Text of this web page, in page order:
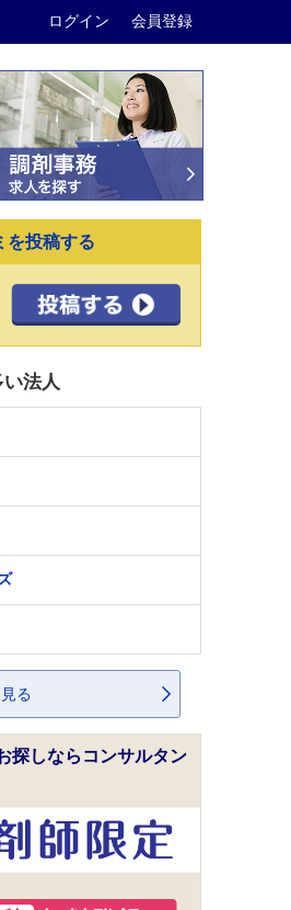
ログイン 会員登録
を投稿する
い法人
る
探しならコンサルタン